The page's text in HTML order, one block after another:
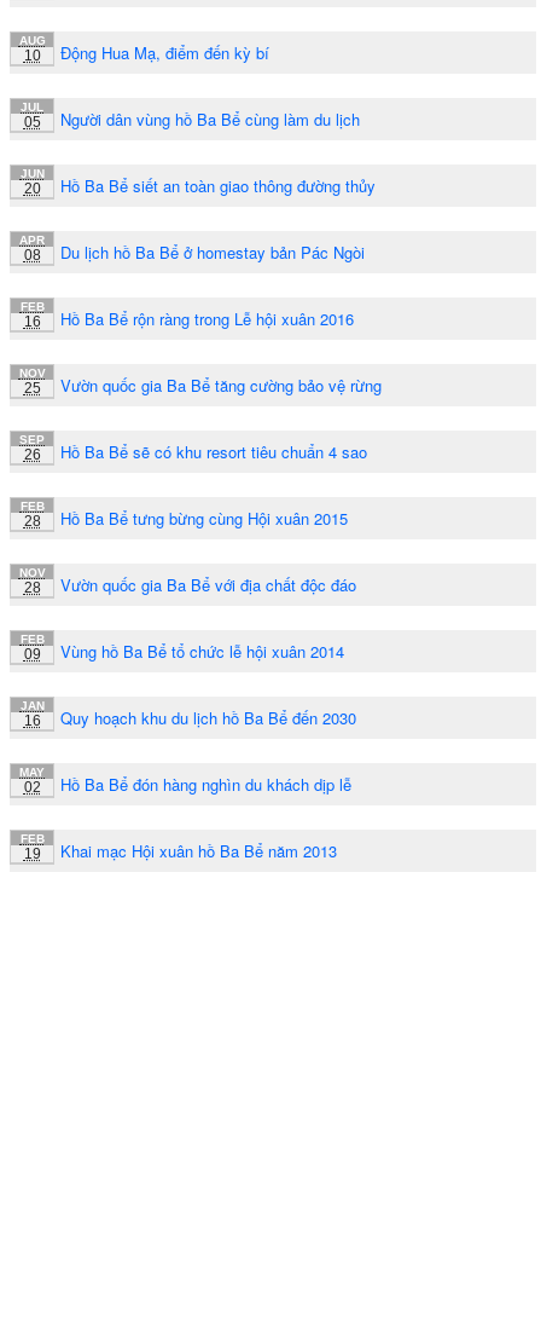
AUG
10 Động Hua Mạ, điểm đến kỳ bí
JUL
05 Người dân vùng hồ Ba Bể cùng làm du lịch
JUN
20 Hồ Ba Bể siết an toàn giao thông đường thủy
APR
08 Du lịch hồ Ba Bể ở homestay bản Pác Ngòi
FEB
16 Hồ Ba Bể rộn ràng trong Lễ hội xuân 2016
NOV
25 Vườn quốc gia Ba Bể tăng cường bảo vệ rừng
SEP
26 Hồ Ba Bể sẽ có khu resort tiêu chuẩn 4 sao
FEB
28 Hồ Ba Bể tưng bừng cùng Hội xuân 2015
NOV
28 Vườn quốc gia Ba Bể với địa chất độc đáo
FEB
09 Vùng hồ Ba Bể tổ chức lễ hội xuân 2014
JAN
16 Quy hoạch khu du lịch hồ Ba Bể đến 2030
MAY
02 Hồ Ba Bể đón hàng nghìn du khách dịp lễ
FEB
19 Khai mạc Hội xuân hồ Ba Bể năm 2013